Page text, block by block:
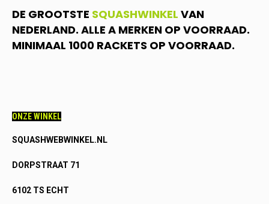
DE GROOTSTE SQUASHWINKEL VAN
NEDERLAND. ALLE A MERKEN OP VOORRAAD.
MINIMAAL 1000 RACKETS OP VOORRAAD.
ONZE WINKEL
SQUASHWEBWINKEL.NL
DORPSTRAAT 71
6102 TS ECHT